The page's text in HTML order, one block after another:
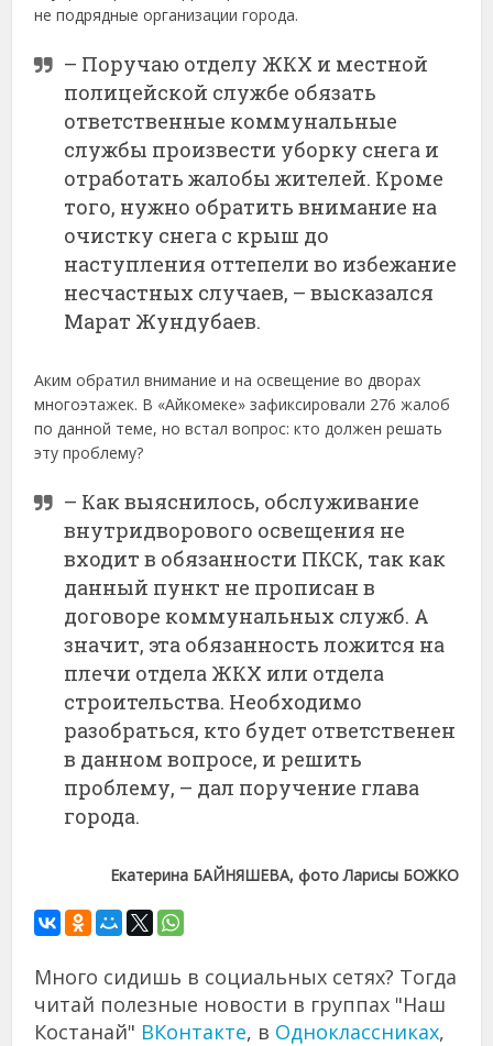
не подрядные организации города.
– Поручаю отделу ЖКХ и местной
полицейской службе обязать
ответственные коммунальные
службы произвести уборку снега и
отработать жалобы жителей. Кроме
того, нужно обратить внимание на
очистку снега с крыш до
наступления оттепели во избежание
несчастных случаев, – высказался
Марат Жундубаев.
Аким обратил внимание и на освещение во дворах
многоэтажек. В «Айкомеке» зафиксировали 276 жалоб
по данной теме, но встал вопрос: кто должен решать
эту проблему?
– Как выяснилось, обслуживание
внутридворового освещения не
входит в обязанности ПКСК, так как
данный пункт не прописан в
договоре коммунальных служб. А
значит, эта обязанность ложится на
плечи отдела ЖКХ или отдела
строительства. Необходимо
разобраться, кто будет ответственен
в данном вопросе, и решить
проблему, – дал поручение глава
города.
Екатерина БАЙНЯШЕВА, фото Ларисы БОЖКО
Много сидишь в социальных сетях? Тогда
читай полезные новости в группах "Наш
Костанай" ВКонтакте, в Одноклассниках,